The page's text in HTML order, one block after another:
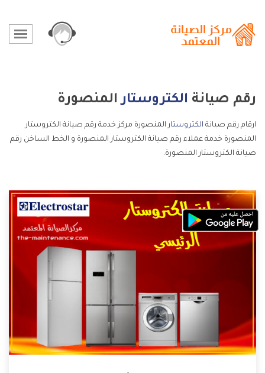
رقم صيانة الكتروستارالمنصورة
ارقام رقم صيانة الكتروستار المنصورة مركز خدمة رقم صيانة الكتروستار
المنصورة خدمة عملاء رقم صيانة الكتروستار المنصورة و الخط الساخن رقم
صيانة الكتروستار المنصورة.